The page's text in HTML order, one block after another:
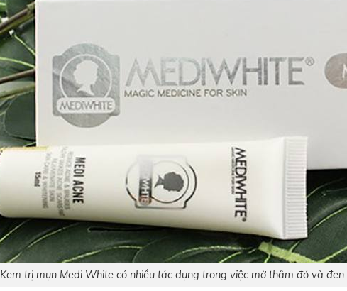
Kem trị mụn Medi White có nhiều tác dụng trong việc mờ thâm đỏ và đen